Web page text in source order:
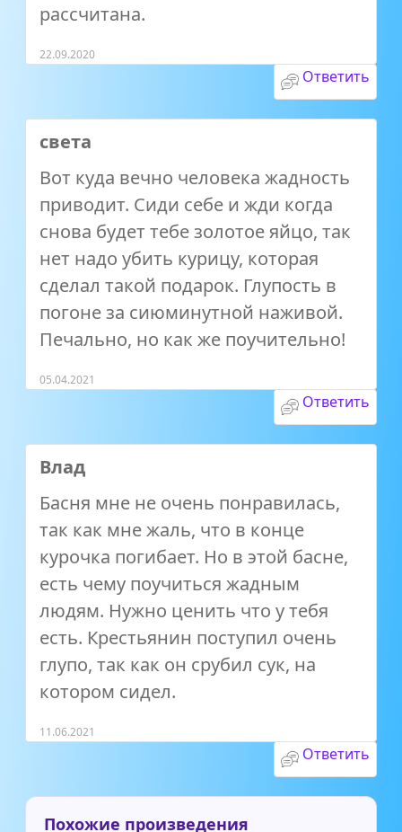
рассчитана.
22.09.2020
Ответить
света
Вот куда вечно человека жадность
приводит. Сиди себе и жди когда
снова будет тебе золотое яйцо, так
нет надо убить курицу, которая
сделал такой подарок. Глупость в
погоне за сиюминутной наживой.
Печально, но как же поучительно!
05.04.2021
Ответить
Влад
Басня мне не очень понравилась,
так как мне жаль, что в конце
курочка погибает. Но в этой басне,
есть чему поучиться жадным
людям. Нужно ценить что у тебя
есть. Крестьянин поступил очень
глупо, так как он срубил сук, на
котором сидел.
11.06.2021
Ответить
Похожие произведения